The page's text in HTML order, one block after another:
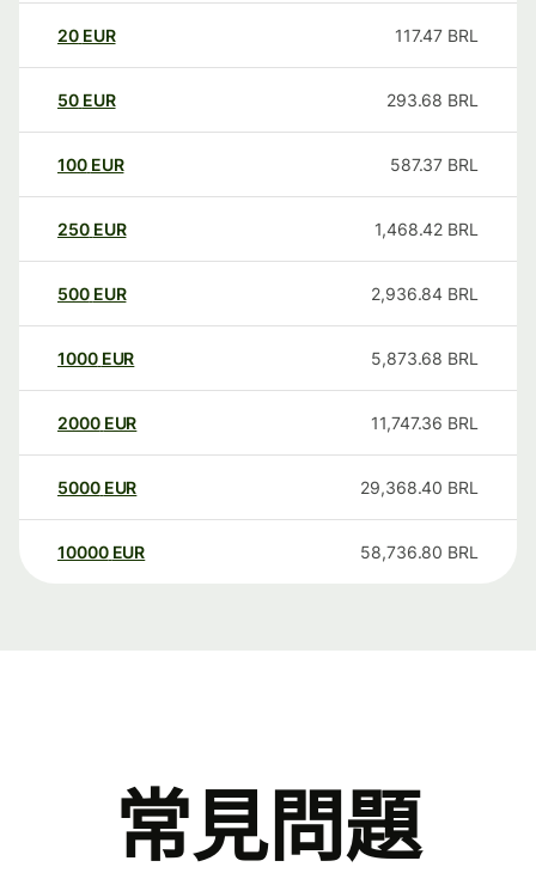
20 EUR 117.47 BRL
50 EUR 293.68 BRL
100 EUR 587.37 BRL
250 EUR 1,468.42 BRL
500 EUR 2,936.84 BRL
1000 EUR 5,873.68 BRL
2000 EUR 11,747.36 BRL
5000 EUR 29,368.40 BRL
10000 EUR 58,736.80 BRL
常見問題